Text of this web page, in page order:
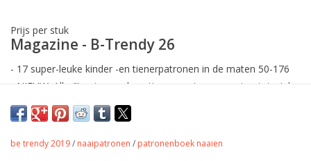
Prijs per stuk
Magazine - B-Trendy 26
- 17 super-leuke kinder -en tienerpatronen in de maten 50-176
- NIEUW: Alle (!) patronen bevatten een stap-voor-stap tutorial
- Bevat werkbeschrijvingen in
Frans
inclusief enkele gratis pdf patronen
be trendy 2019/ naaipatronen / patronenboek naaien